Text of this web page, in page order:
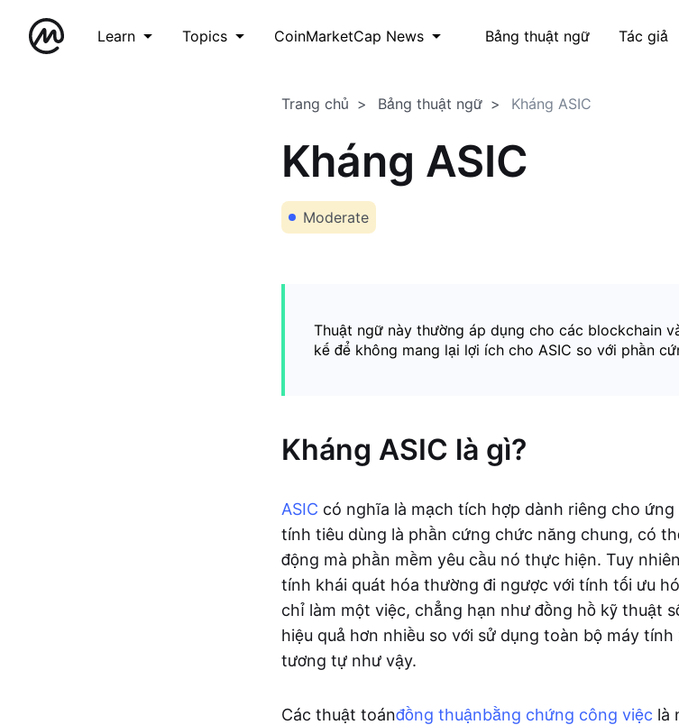
Learn Topics CoinMarketCap News Bảng thuật ngữ Tác giả
Trang chủ Bảng thuật ngữ Kháng ASIC
Kháng ASIC
Moderate
Thuật ngữ này thường áp dụng cho các blockchain
kế để không mang lại lợi ích cho ASIC so với phần
Kháng ASIC là gì?
ASIC có nghĩa là mạch tích hợp dành riêng cho
tính tiêu dùng là phần cứng chức năng chung, có
động mà phần mềm yêu cầu nó thực hiện. Tuy
tính khái quát hóa thường đi ngược với tính tối ưu
chỉ làm một việc, chẳng hạn như đồng hồ kỹ thuật
hiệu quả hơn nhiều so với sử dụng toàn bộ máy
tương tự như vậy.
Các thuật toánđồng thuậnbằng chứng công việc là